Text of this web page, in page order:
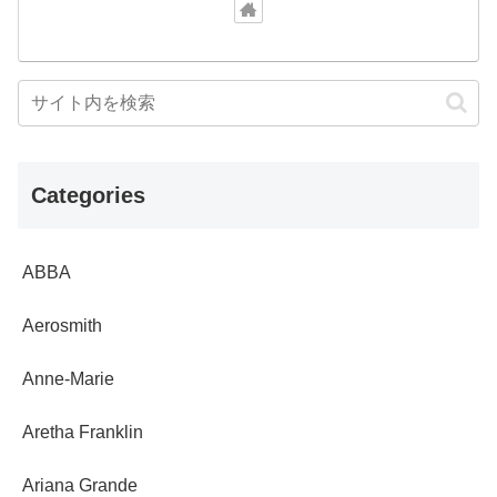
Categories
ABBA
Aerosmith
Anne-Marie
Aretha Franklin
Ariana Grande